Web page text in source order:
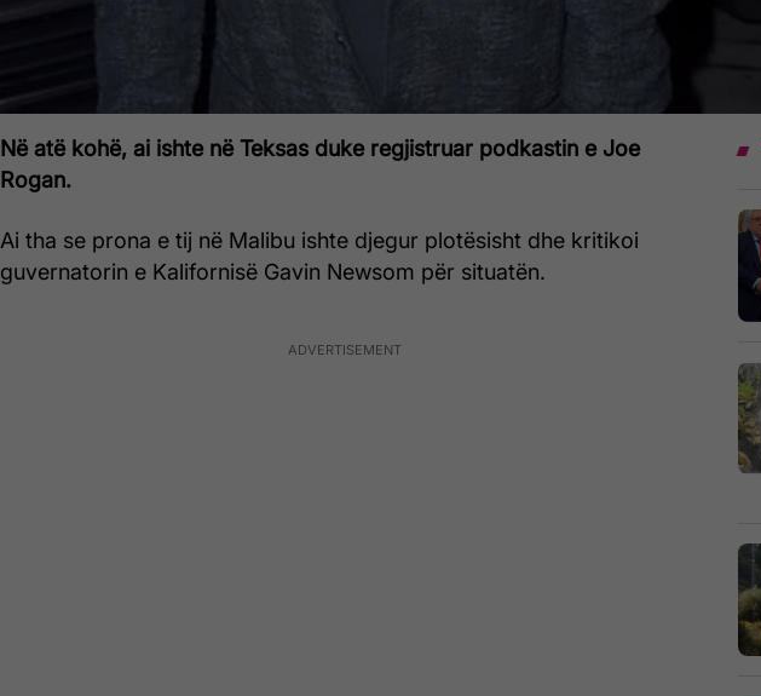
Në atë kohë, ai ishte në Teksas duke regjistruar podkastin e Joe
Rogan.
Ai tha se prona e tij në Malibu ishte djegur plotësisht dhe kritikoi
guvernatorin e Kalifornisë Gavin Newsom për situatën.